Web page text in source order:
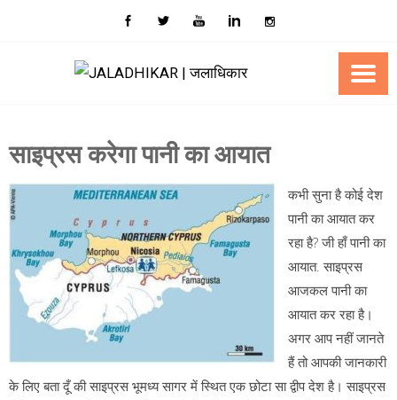
साइप्रस करेगा पानी का आयात
कभी सुना है कोई देश
पानी का आयात कर
रहा है? जी हाँ पानी का
आयात. साइप्रस
आजकल पानी का
आयात कर रहा है।
अगर आप नहीं जानते
हैं तो आपकी जानकारी
के लिए बता दूँ की साइप्रस भूमध्य सागर में स्थित एक छोटा सा द्वीप देश है। साइप्रस